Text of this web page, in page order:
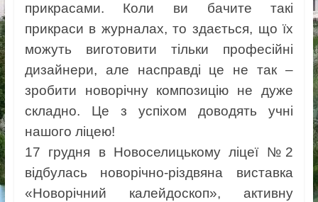
прикрасами. Коли ви бачите такі
прикраси в журналах, то здається, що їх
можуть виготовити тільки професійні
дизайнери, але насправді це не так –
зробити новорічну композицію не дуже
складно. Це з успіхом доводять учні
нашого ліцею!
17 грудня в Новоселицькому ліцеї №2
відбулась новорічно-різдвяна виставка
«Новорічний калейдоскоп», активну